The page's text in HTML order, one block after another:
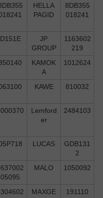
HELLA
PAGID
8DB355
018241
D151E
JP
GROUP
1163602
219
KAMOK
A
1012624
KAWE 810032
Lemford
er
2484103
LUCAS
GDB131
2
05095
MALO 1050092
MAXGE
191110